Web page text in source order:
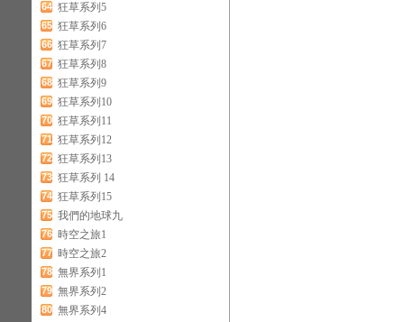
64 狂草系列5
65 狂草系列6
66 狂草系列7
67 狂草系列8
68 狂草系列9
69 狂草系列10
70 狂草系列11
71 狂草系列12
72 狂草系列13
73 狂草系列 14
74 狂草系列15
75 我們的地球九
76 時空之旅1
77 時空之旅2
78 無界系列1
79 無界系列2
80 無界系列4